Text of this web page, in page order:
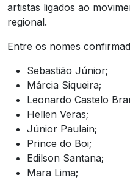
artistas ligados ao
regional.
Entre os nomes
Sebastião Júnior;
Márcia Siqueira;
Leonardo Castelo
Hellen Veras;
Júnior Paulain;
Prince do Boi;
Edilson Santana;
Mara Lima;